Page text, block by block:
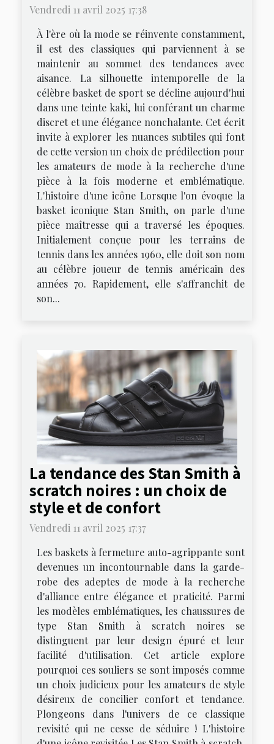
Vendredi 11 avril 2025 17:38
À l'ère où la mode se réinvente constamment,
il est des classiques qui parviennent à se
maintenir au sommet des tendances avec
aisance. La silhouette intemporelle de la
célèbre basket de sport se décline aujourd'hui
dans une teinte kaki, lui conférant un charme
discret et une élégance nonchalante. Cet écrit
invite à explorer les nuances subtiles qui font
de cette version un choix de prédilection pour
les amateurs de mode à la recherche d'une
pièce à la fois moderne et emblématique.
L'histoire d'une icône Lorsque l'on évoque la
basket iconique Stan Smith, on parle d'une
pièce maîtresse qui a traversé les époques.
Initialement conçue pour les terrains de
tennis dans les années 1960, elle doit son nom
au célèbre joueur de tennis américain des
années 70. Rapidement, elle s'affranchit de
son...
La tendance des Stan Smith à
scratch noires : un choix de
style et de confort
Vendredi 11 avril 2025 17:37
Les baskets à fermeture auto-agrippante sont
devenues un incontournable dans la garde-
robe des adeptes de mode à la recherche
d'alliance entre élégance et praticité. Parmi
les modèles emblématiques, les chaussures de
type Stan Smith à scratch noires se
distinguent par leur design épuré et leur
facilité d'utilisation. Cet article explore
pourquoi ces souliers se sont imposés comme
un choix judicieux pour les amateurs de style
désireux de concilier confort et tendance.
Plongeons dans l'univers de ce classique
revisité qui ne cesse de séduire ! L'histoire